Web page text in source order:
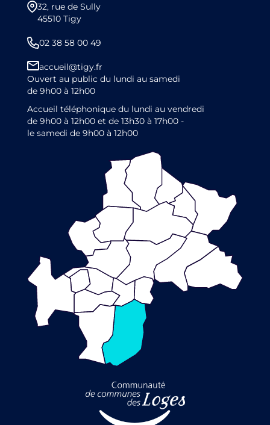
32, rue de Sully
45510 Tigy
02 38 58 00 49
accueil@tigy.fr
Ouvert au public du lundi au samedi
de 9h00 à 12h00
Accueil téléphonique du lundi au vendredi
de 9h00 à 12h00 et de 13h30 à 17h00 -
le samedi de 9h00 à 12h00